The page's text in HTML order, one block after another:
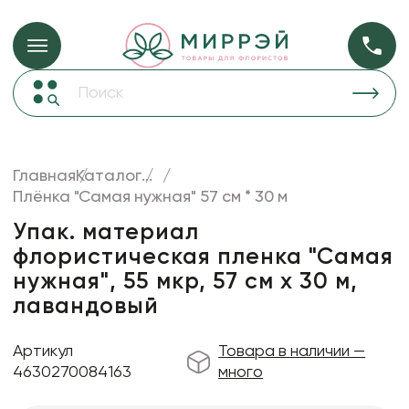
Упаковка для цветов и подарков Упаковка для
Коробки для цветов
Декор для дома
Сухоцветы
Лента
Товары для флористов
Пакеты для цветов и подарков
ГлавнаяКаталог...
Плёнка "Самая нужная" 57 см * 30 м
Упак. материал
флористическая пленка "Самая
нужная", 55 мкр, 57 см х 30 м,
лавандовый
Артикул
4630270084163
Товара в наличии —
много